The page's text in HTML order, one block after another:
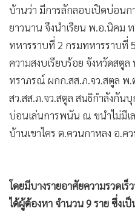
บ้านว่า มีการลักลอบเปิดบ่อน
ยาวนาน จึงนำเรียน พ.อ.นิคม
ทหารราบที่ 2 กรมทหารราบที่
ความสงบเรียบร้อย จังหวัดส
ทราภรณ์ ผกก.สส.ภ.จว.สตูล พ
สว.สส.ภ.จว.สตูล สนธิกำลังกัน
บ่อนเล่นการพนัน ณ ขนำไม่มี
บ้านเขาไคร ต.ควนกาหลง อ.ค
โดยมีบางรายอาศัยความรวดเ
ได้ผู้ต้องหา จำนวน 9 ราย ซึ่งเ